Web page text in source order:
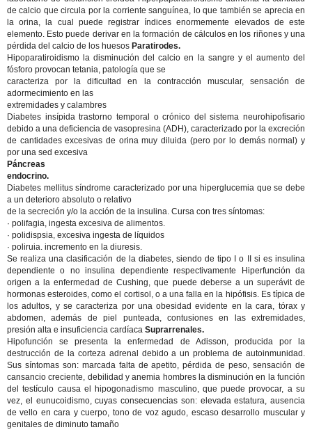
de calcio que circula por la corriente sanguínea, lo que también se aprecia en
la orina, la cual puede registrar índices enormemente elevados de este
elemento. Esto puede derivar en la formación de cálculos en los riñones y una
pérdida del calcio de los huesos Paratirodes.
Hipoparatiroidismo la disminución del calcio en la sangre y el aumento del
fósforo provocan tetania, patología que se
caracteriza por la dificultad en la contracción muscular, sensación de
adormecimiento en las
extremidades y calambres
Diabetes insípida trastorno temporal o crónico del sistema neurohipofisario
debido a una deficiencia de vasopresina (ADH), caracterizado por la excreción
de cantidades excesivas de orina muy diluida (pero por lo demás normal) y
por una sed excesiva
Páncreas
endocrino.
Diabetes mellitus síndrome caracterizado por una hiperglucemia que se debe
a un deterioro absoluto o relativo
de la secreción y/o la acción de la insulina. Cursa con tres síntomas:
· polifagia, ingesta excesiva de alimentos.
· polidispsia, excesiva ingesta de líquidos
· poliruia. incremento en la diuresis.
Se realiza una clasificación de la diabetes, siendo de tipo I o II si es insulina
dependiente o no insulina dependiente respectivamente Hiperfunción da
origen a la enfermedad de Cushing, que puede deberse a un superávit de
hormonas esteroides, como el cortisol, o a una falla en la hipófisis. Es típica de
los adultos, y se caracteriza por una obesidad evidente en la cara, tórax y
abdomen, además de piel punteada, contusiones en las extremidades,
presión alta e insuficiencia cardíaca Suprarrenales.
Hipofunción se presenta la enfermedad de Adisson, producida por la
destrucción de la corteza adrenal debido a un problema de autoinmunidad.
Sus síntomas son: marcada falta de apetito, pérdida de peso, sensación de
cansancio creciente, debilidad y anemia hombres la disminución en la función
del testículo causa el hipogonadismo masculino, que puede provocar, a su
vez, el eunucoidismo, cuyas consecuencias son: elevada estatura, ausencia
de vello en cara y cuerpo, tono de voz agudo, escaso desarrollo muscular y
genitales de diminuto tamaño